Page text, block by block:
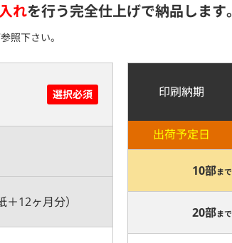
れを行う完全仕上げで納品します。
照下さい。
選択必須
12ヶ月分）
印刷納期
出荷予定日
10部まで
20部まで